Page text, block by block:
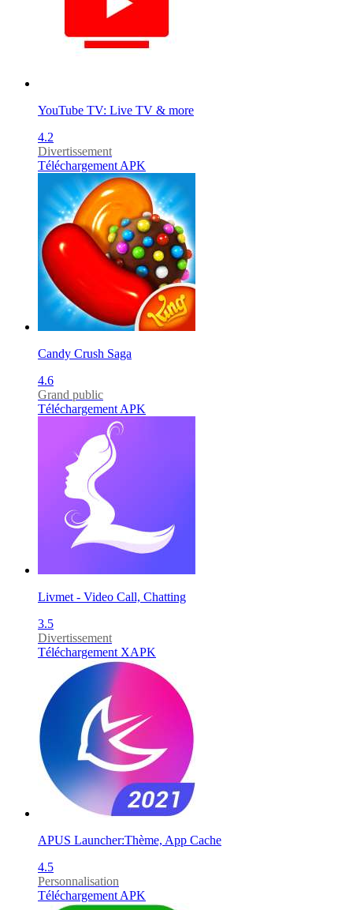
YouTube TV: Live TV & more
4.2
Divertissement
Téléchargement APK
Candy Crush Saga
4.6
Grand public
Téléchargement APK
Livmet - Video Call, Chatting
3.5
Divertissement
Téléchargement XAPK
APUS Launcher:Thème, App Cache
4.5
Personnalisation
Téléchargement APK